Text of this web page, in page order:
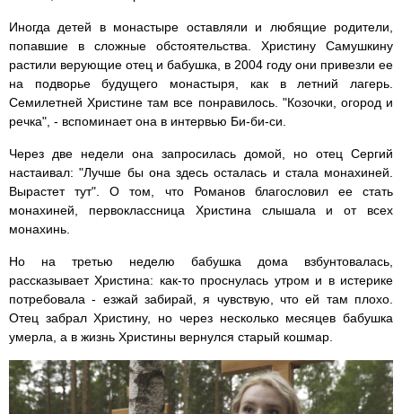
Иногда детей в монастыре оставляли и любящие родители,
попавшие в сложные обстоятельства. Христину Самушкину
растили верующие отец и бабушка, в 2004 году они привезли ее
на подворье будущего монастыря, как в летний лагерь.
Семилетней Христине там все понравилось. "Козочки, огород и
речка", - вспоминает она в интервью Би-би-си.
Через две недели она запросилась домой, но отец Сергий
настаивал: "Лучше бы она здесь осталась и стала монахиней.
Вырастет тут". О том, что Романов благословил ее стать
монахиней, первоклассница Христина слышала и от всех
монахинь.
Но на третью неделю бабушка дома взбунтовалась,
рассказывает Христина: как-то проснулась утром и в истерике
потребовала - езжай забирай, я чувствую, что ей там плохо.
Отец забрал Христину, но через несколько месяцев бабушка
умерла, а в жизнь Христины вернулся старый кошмар.